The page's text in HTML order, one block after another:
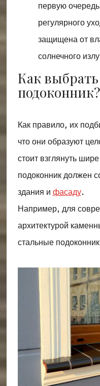
первую
регулярного
защищена от
солнечного
Как
подоконник?
Как правило, их
что они образуют
стоит взглянуть
подоконник должен
здания и фасаду.
Например, для
архитектурой
стальные